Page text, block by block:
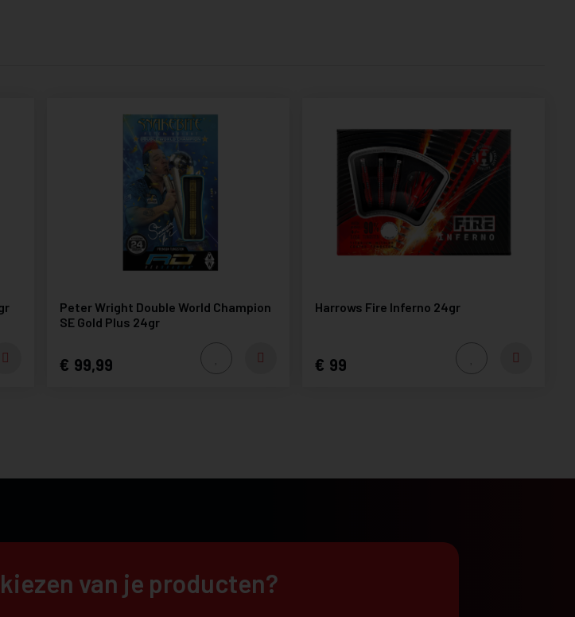
Peter Wright Double World Champion
SE Gold Plus 24gr
99,99
Harrows Fire Inferno 24gr
99
van je producten?